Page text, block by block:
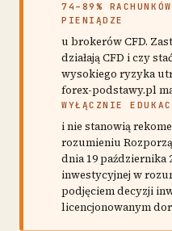
74–89%
PIENIĄDZE
u brokerów CFD.
działają CFD i czy
wysokiego ryzyka
forex-podstawy.pl
WYŁĄCZNIE
i nie stanowią
rozumieniu
dnia 19 października
inwestycyjnej w
podjęciem decyzji
licencjonowanym